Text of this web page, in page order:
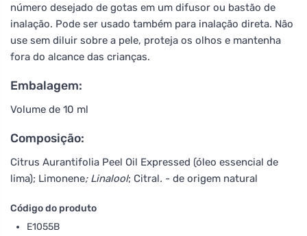
número desejado de gotas em um difusor ou bastão de
inalação. Pode ser usado também para inalação direta. Não
use sem diluir sobre a pele, proteja os olhos e mantenha
fora do alcance das crianças.
Embalagem:
Volume de 10 ml
Composição:
Citrus Aurantifolia Peel Oil Expressed (óleo essencial de
lima); Limonene; Linalool; Citral. - de origem natural
Código do produto
E1055B